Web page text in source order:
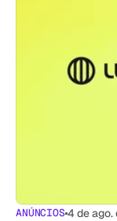
ANÚNCIOS4 de